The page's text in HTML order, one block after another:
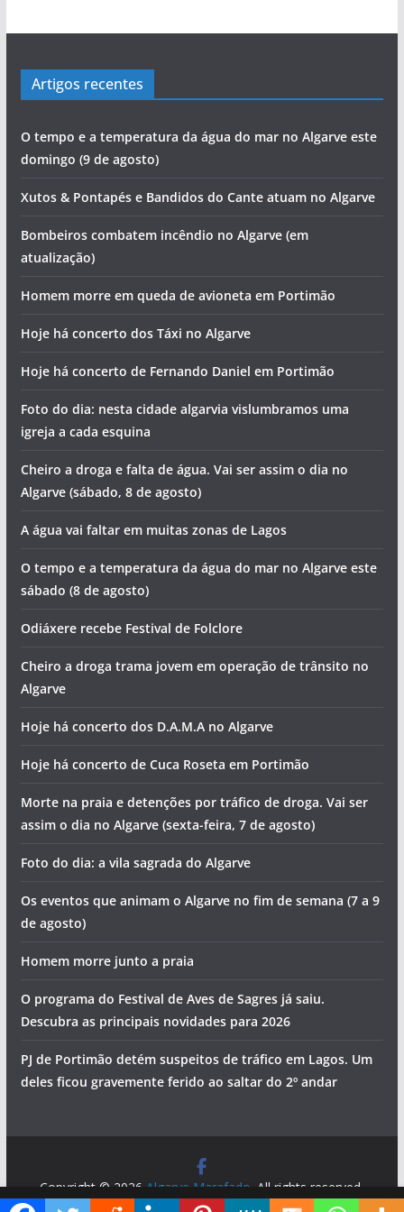
Artigos recentes
O tempo e a temperatura da água do mar no Algarve este
domingo (9 de agosto)
Xutos & Pontapés e Bandidos do Cante atuam no Algarve
Bombeiros combatem incêndio no Algarve (em
atualização)
Homem morre em queda de avioneta em Portimão
Hoje há concerto dos Táxi no Algarve
Hoje há concerto de Fernando Daniel em Portimão
Foto do dia: nesta cidade algarvia vislumbramos uma
igreja a cada esquina
Cheiro a droga e falta de água. Vai ser assim o dia no
Algarve (sábado, 8 de agosto)
A água vai faltar em muitas zonas de Lagos
O tempo e a temperatura da água do mar no Algarve este
sábado (8 de agosto)
Odiáxere recebe Festival de Folclore
Cheiro a droga trama jovem em operação de trânsito no
Algarve
Hoje há concerto dos D.A.M.A no Algarve
Hoje há concerto de Cuca Roseta em Portimão
Morte na praia e detenções por tráfico de droga. Vai ser
assim o dia no Algarve (sexta-feira, 7 de agosto)
Foto do dia: a vila sagrada do Algarve
Os eventos que animam o Algarve no fim de semana (7 a 9
de agosto)
Homem morre junto a praia
O programa do Festival de Aves de Sagres já saiu.
Descubra as principais novidades para 2026
PJ de Portimão detém suspeitos de tráfico em Lagos. Um
deles ficou gravemente ferido ao saltar do 2º andar
Copyright © 2026 Algarve Marafado . All rights reserved.